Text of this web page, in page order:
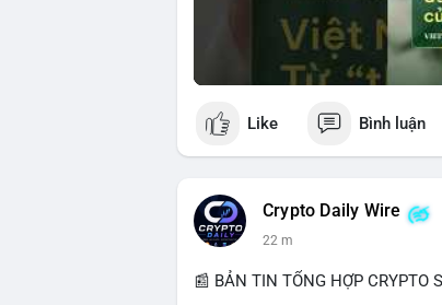
Like Bình luận
Crypto Daily Wire
22 m
📰 BẢN TIN TỔNG HỢP CRYPTO